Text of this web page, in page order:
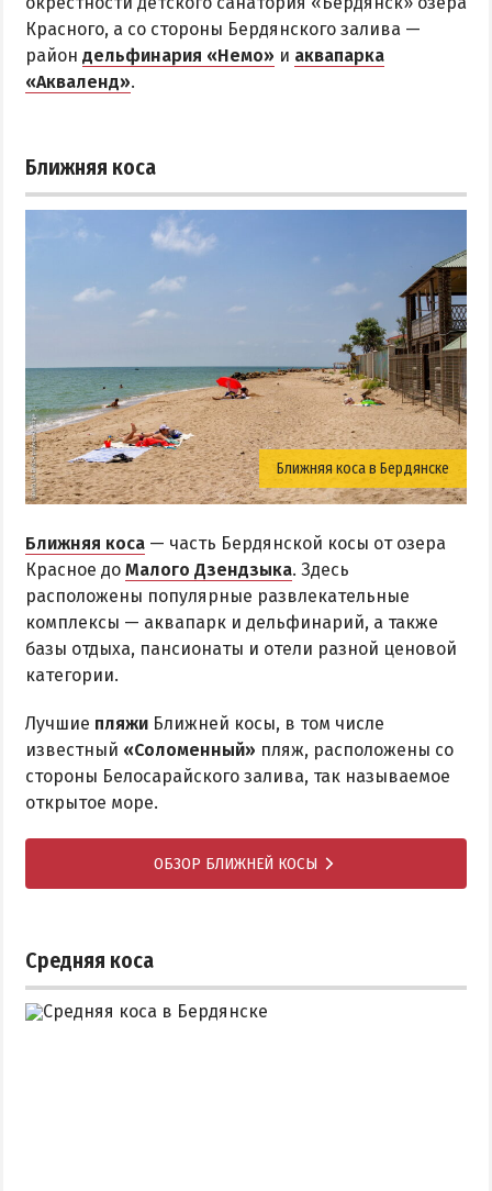
Красного, а со стороны Бердянского залива —
район дельфинария «Немо» и аквапарка
«Акваленд».
Ближняя коса
Ближняя коса в Бердянске
Ближняя коса — часть Бердянской косы от озера
Красное до Малого Дзендзыка. Здесь
расположены популярные развлекательные
комплексы — аквапарк и дельфинарий, а также
базы отдыха, пансионаты и отели разной ценовой
категории.
Лучшие пляжи Ближней косы, в том числе
известный «Соломенный» пляж, расположены со
стороны Белосарайского залива, так называемое
открытое море.
ОБЗОР БЛИЖНЕЙ КОСЫ
Средняя коса